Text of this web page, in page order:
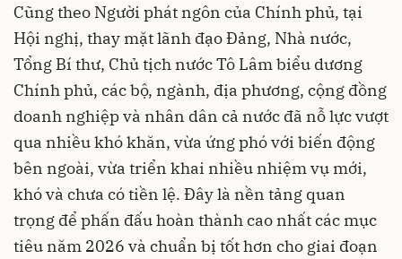
Cũng theo Người phát ngôn của Chính phủ, tại
Hội nghị, thay mặt lãnh đạo Đảng, Nhà nước,
Tổng Bí thư, Chủ tịch nước Tô Lâm biểu dương
Chính phủ, các bộ, ngành, địa phương, cộng đồng
doanh nghiệp và nhân dân cả nước đã nỗ lực vượt
qua nhiều khó khăn, vừa ứng phó với biến động
bên ngoài, vừa triển khai nhiều nhiệm vụ mới,
khó và chưa có tiền lệ. Đây là nền tảng quan
trọng để phấn đấu hoàn thành cao nhất các mục
tiêu năm 2026 và chuẩn bị tốt hơn cho giai đoạn